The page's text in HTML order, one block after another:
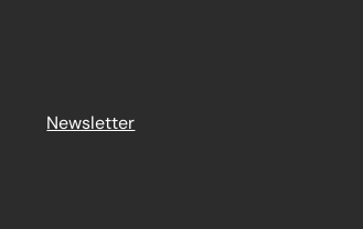
Newsletter